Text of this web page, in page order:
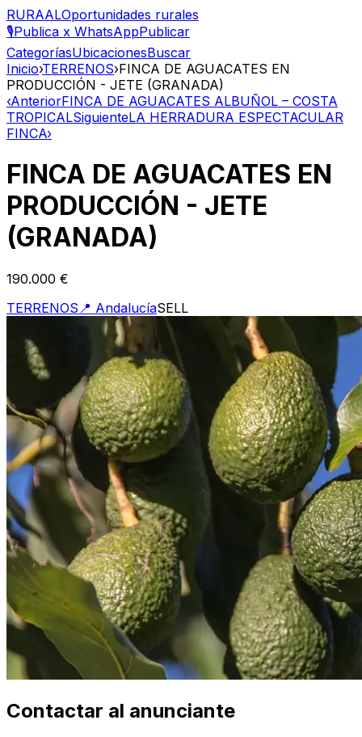
RURAALOportunidades rurales
🎙️Publica x WhatsAppPublicar
CategoríasUbicacionesBuscar
Inicio›TERRENOS›FINCA DE AGUACATES EN
PRODUCCIÓN - JETE (GRANADA)
‹AnteriorFINCA DE AGUACATES ALBUÑOL – COSTA
TROPICALSiguienteLA HERRADURA ESPECTACULAR
FINCA›
FINCA DE AGUACATES EN
PRODUCCIÓN - JETE
(GRANADA)
190.000 €
TERRENOS 📍 AndalucíaSELL
Contactar al anunciante